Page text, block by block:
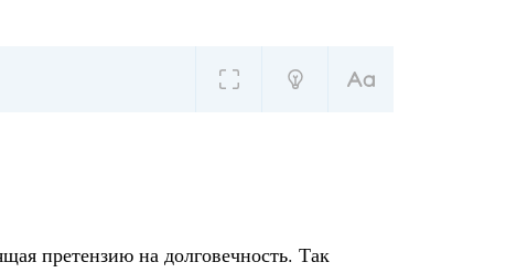
претензию на долговечность. Так